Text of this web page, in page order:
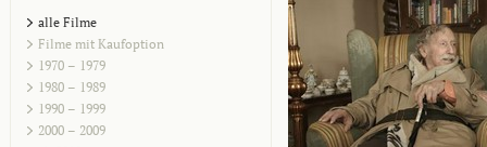
alle Filme
Filme mit Kaufoption
1970 – 1979
1980 – 1989
1990 – 1999
2000 – 2009